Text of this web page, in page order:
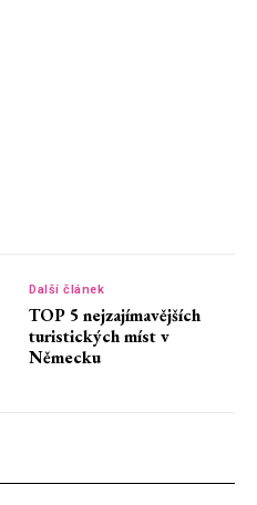
Další článek
TOP 5 nejzajímavějších
turistických míst v
Německu